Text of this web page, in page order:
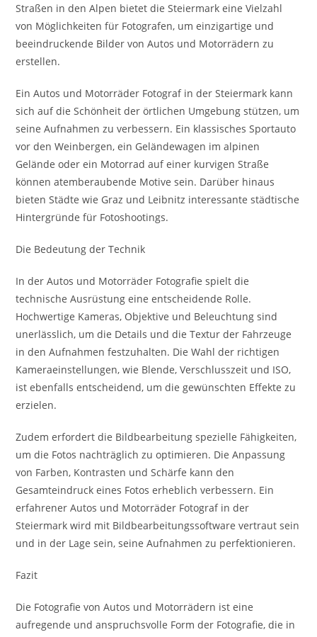
Straßen in den Alpen bietet die Steiermark eine Vielzahl
von Möglichkeiten für Fotografen, um einzigartige und
beeindruckende Bilder von Autos und Motorrädern zu
erstellen.
Ein Autos und Motorräder Fotograf in der Steiermark kann
sich auf die Schönheit der örtlichen Umgebung stützen, um
seine Aufnahmen zu verbessern. Ein klassisches Sportauto
vor den Weinbergen, ein Geländewagen im alpinen
Gelände oder ein Motorrad auf einer kurvigen Straße
können atemberaubende Motive sein. Darüber hinaus
bieten Städte wie Graz und Leibnitz interessante städtische
Hintergründe für Fotoshootings.
Die Bedeutung der Technik
In der Autos und Motorräder Fotografie spielt die
technische Ausrüstung eine entscheidende Rolle.
Hochwertige Kameras, Objektive und Beleuchtung sind
unerlässlich, um die Details und die Textur der Fahrzeuge
in den Aufnahmen festzuhalten. Die Wahl der richtigen
Kameraeinstellungen, wie Blende, Verschlusszeit und ISO,
ist ebenfalls entscheidend, um die gewünschten Effekte zu
erzielen.
Zudem erfordert die Bildbearbeitung spezielle Fähigkeiten,
um die Fotos nachträglich zu optimieren. Die Anpassung
von Farben, Kontrasten und Schärfe kann den
Gesamteindruck eines Fotos erheblich verbessern. Ein
erfahrener Autos und Motorräder Fotograf in der
Steiermark wird mit Bildbearbeitungssoftware vertraut sein
und in der Lage sein, seine Aufnahmen zu perfektionieren.
Fazit
Die Fotografie von Autos und Motorrädern ist eine
aufregende und anspruchsvolle Form der Fotografie, die in